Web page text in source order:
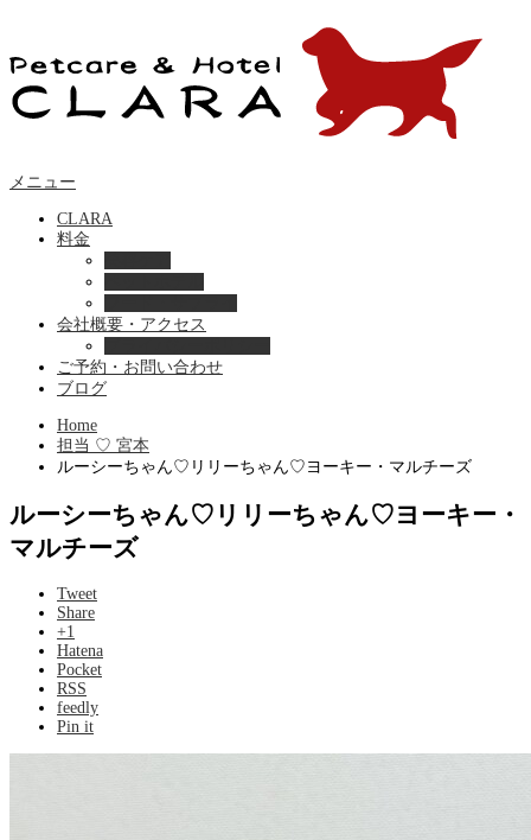
メニュー
CLARA
料金
会社概要・アクセス
ご予約・お問い合わせ
ブログ
Home
担当 ♡ 宮本
ルーシーちゃん♡‬リリーちゃん♡‬ヨーキー・マルチーズ
ルーシーちゃん♡‬リリーちゃん♡‬ヨーキー・
マルチーズ
Tweet
Share
+1
Hatena
Pocket
RSS
feedly
Pin it